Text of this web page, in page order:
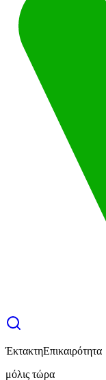
ΈκτακτηΕπικαιρότητα
μόλις τώρα